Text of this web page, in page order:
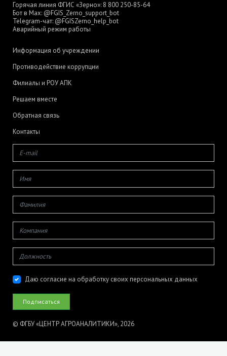
Горячая линия ФГИС «Зерно»: 8 800 250-85-64
Бот в Max: @FGIS_Zerno_support_bot
Telegram-чат: @FGISZerno_help_bot
Аварийный режим работы
Информация об учреждении
Противодействие коррупции
Филиалы и РОУ АПК
Решаем вместе
Обратная связь
Контакты
Даю согласие на обработку своих персональных данных
© ФГБУ «ЦЕНТР АГРОАНАЛИТИКИ», 2026